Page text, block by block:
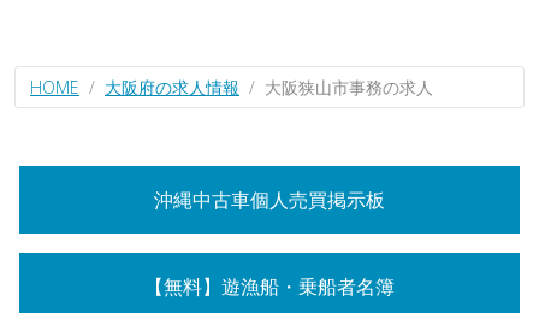
HOME 大阪府の求人情報 大阪狭山市事務の求人
沖縄中古車個人売買掲示板
【無料】遊漁船・乗船者名簿